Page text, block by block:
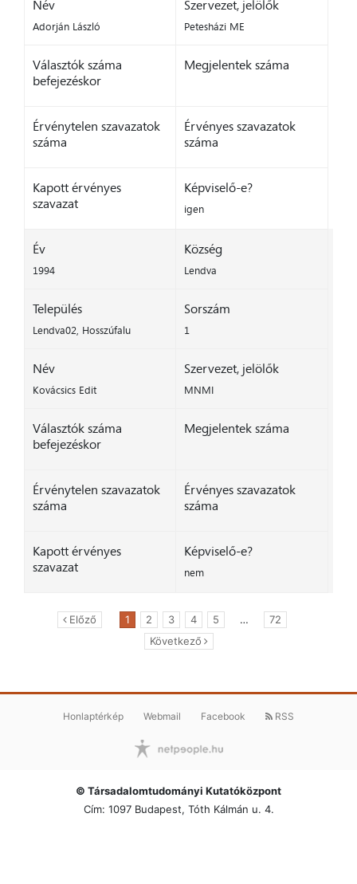
Név
Adorján László
Szervezet, jelölők
Petesházi ME
Választók száma
befejezéskor
Megjelentek száma
Érvénytelen szavazatok
száma
Érvényes szavazatok
száma
Kapott érvényes
szavazat
Képviselő-e?
igen
Év
1994
Község
Lendva
Település
Lendva02, Hosszúfalu
Sorszám
1
Név
Kovácsics Edit
Szervezet, jelölők
MNMI
Választók száma
befejezéskor
Megjelentek száma
Érvénytelen szavazatok
száma
Érvényes szavazatok
száma
Kapott érvényes
szavazat
Képviselő-e?
nem
Előző 1 2 3 4 5 …
72
Következő
Honlaptérkép Webmail Facebook RSS
© Társadalomtudományi Kutatóközpont
Cím: 1097 Budapest, Tóth Kálmán u. 4.